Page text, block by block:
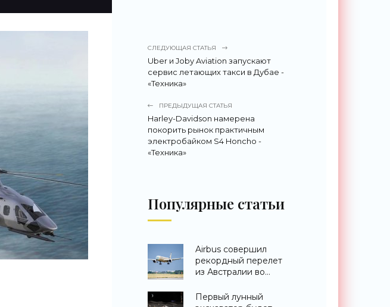
СЛЕДУЮЩАЯ СТАТЬЯ
Uber и Joby Aviation запускают
сервис летающих такси в Дубае -
«Техника»
ПРЕДЫДУЩАЯ СТАТЬЯ
Harley-Davidson намерена
покорить рынок практичным
электробайком S4 Honcho -
«Техника»
Популярные статьи
Airbus совершил
рекордный перелет
из Австралии во
«Техника»
Первый лунный